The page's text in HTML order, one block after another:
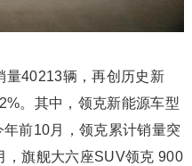
量40213辆，再创历史新
。其中，领克新能源车型
前10月，领克累计销量突
，旗舰大六座SUV领克 900